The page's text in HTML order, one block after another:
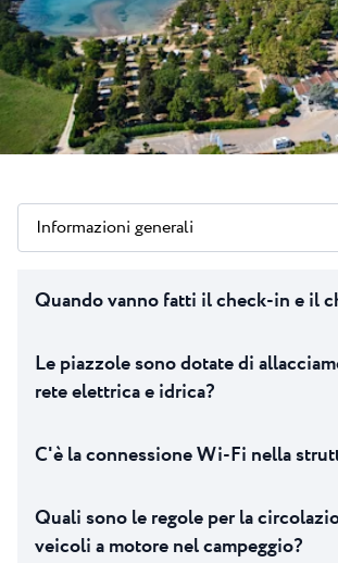
Camping Kanegra
Tutti i campeggi
Spiaggie
Plava Laguna Sport
Soggiorno attivo
Gastronomia
Esplora tutti
Novità
Contatto
Informazioni generali
Quando vanno fatti il check-in e il
Le piazzole sono dotate di
rete elettrica e idrica?
C'è la connessione Wi-Fi nella
Quali sono le regole per la
veicoli a motore nel campeggio?